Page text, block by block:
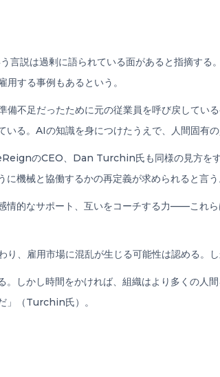
説は過剰に語られている面があると指摘する
する事例もあるという。
備不足だったために元の従業員を呼び戻して
いる。AIの知識を身につけたうえで、人間固有
のCEO、Dan Turchin氏も同様の見方を
機械と協働するかの再定義が求められると言う
情的なサポート、互いをコーチする力——これ
、雇用市場に混乱が生じる可能性は認める。
。しかし時間をかければ、組織はより多くの
」（Turchin氏）。